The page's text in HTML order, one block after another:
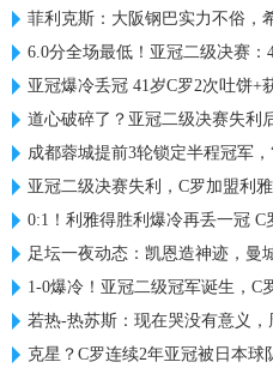
菲利克斯：大阪钢巴实力不俗，
6.0分全场最低！亚冠二级决赛：
亚冠爆冷丢冠 41岁C罗2次吐饼
道心破碎了？亚冠二级决赛失利
成都蓉城提前3轮锁定半程冠军，“
亚冠二级决赛失利，C罗加盟利
0:1！利雅得胜利爆冷再丢一冠
足坛一夜动态：凯恩造神迹，曼
1-0爆冷！亚冠二级冠军诞生，C罗
若热-热苏斯：现在哭没有意义
克星？C罗连续2年亚冠被日本